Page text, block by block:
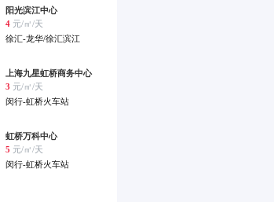
阳光滨江中心
4 元/㎡/天
徐汇-龙华/徐汇滨江
上海九星虹桥商务中心
3 元/㎡/天
闵行-虹桥火车站
虹桥万科中心
5 元/㎡/天
闵行-虹桥火车站